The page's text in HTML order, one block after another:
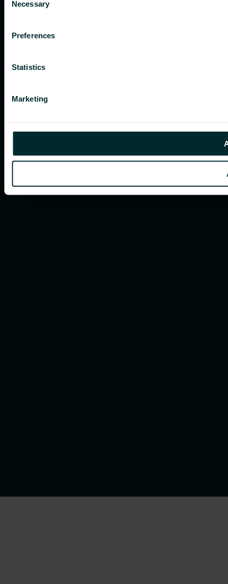
Selection
Necessary
Preferences
Statistics
Marketing